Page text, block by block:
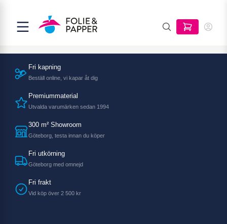
Fri kapning
Beställ online, vi kapar åt dig
Premiummaterial
Utvalda varumärken sedan 1994
300 m² Showroom
Göteborg, testa innan du köper
Fri utkörning
Göteborg med omnejd
Fri frakt
Vid köp över 2 500 kr